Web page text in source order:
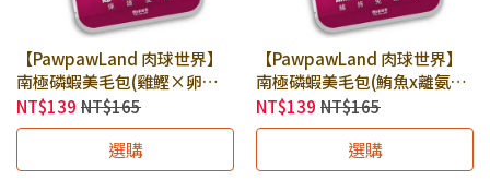
【PawpawLand 肉球世界】
南極磷蝦美毛包(雞鰹×卵磷
脂 泥狀) 185g × 包｜貓餐包
貓咪主食餐包 全齡貓主食餐包
｜添加四種美毛成分 養出閃亮
毛髮
NT$139 NT$165
選購
【PawpawLand 肉球世界】
南極磷蝦美毛包(鮪魚x離氨酸
x維生素E 泥狀) 185g × 包｜
貓餐包 貓咪主食餐包 全齡貓
主食餐包｜添加四種美毛成分
養出閃亮毛髮
NT$139 NT$165
選購